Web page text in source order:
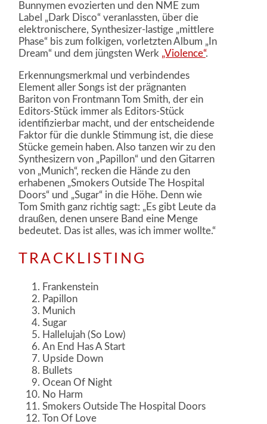
Bunnymen evozierten und den NME zum
Label „Dark Disco“ veranlassten, über die
elektronischere, Synthesizer-lastige „mittlere
Phase“ bis zum folkigen, vorletzten Album „In
Dream“ und dem jüngsten Werk „Violence“.
Erkennungsmerkmal und verbindendes
Element aller Songs ist der prägnanten
Bariton von Frontmann Tom Smith, der ein
Editors-Stück immer als Editors-Stück
identifizierbar macht, und der entscheidende
Faktor für die dunkle Stimmung ist, die diese
Stücke gemein haben. Also tanzen wir zu den
Synthesizern von „Papillon“ und den Gitarren
von „Munich“, recken die Hände zu den
erhabenen „Smokers Outside The Hospital
Doors“ und „Sugar“ in die Höhe. Denn wie
Tom Smith ganz richtig sagt: „Es gibt Leute da
draußen, denen unsere Band eine Menge
bedeutet. Das ist alles, was ich immer wollte.“
TRACKLISTING
Frankenstein
Papillon
Munich
Sugar
Hallelujah (So Low)
An End Has A Start
Upside Down
Bullets
Ocean Of Night
No Harm
Smokers Outside The Hospital Doors
Ton Of Love